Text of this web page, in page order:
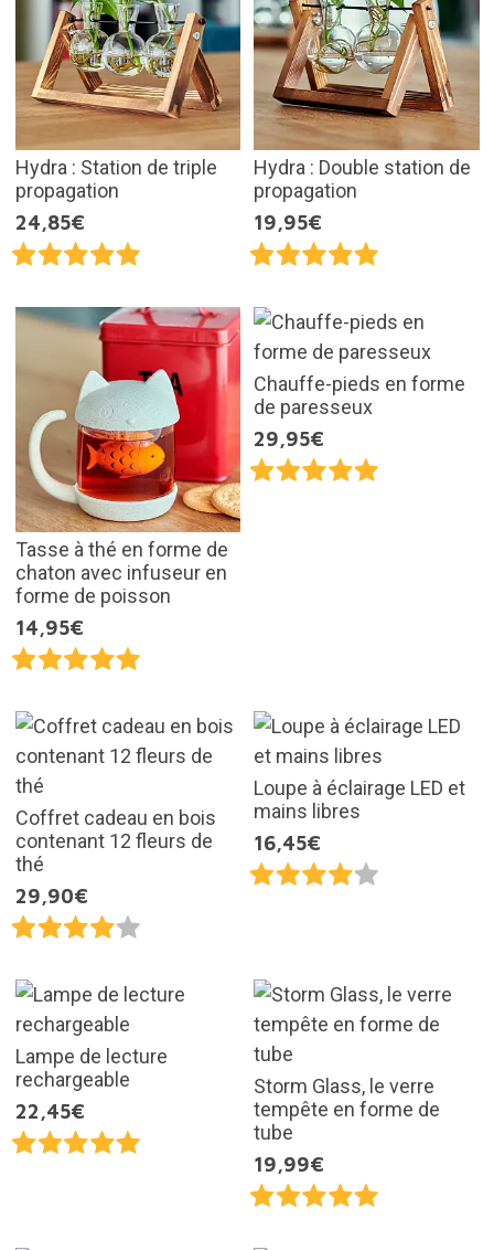
Hydra : Station de triple
propagation
24,85€
Hydra : Double station de
propagation
19,95€
Tasse à thé en forme de
chaton avec infuseur en
forme de poisson
14,95€
Chauffe-pieds en forme
de paresseux
29,95€
Coffret cadeau en bois
contenant 12 fleurs de
thé
29,90€
Loupe à éclairage LED et
mains libres
16,45€
Lampe de lecture
rechargeable
22,45€
Storm Glass, le verre
tempête en forme de
tube
19,99€